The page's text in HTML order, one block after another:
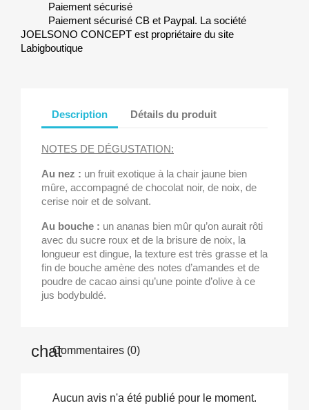
Paiement sécurisé
Paiement sécurisé CB et Paypal. La société
JOELSONO CONCEPT est propriétaire du site
Labigboutique
Description Détails du produit
NOTES DE DÉGUSTATION:
Au nez : un fruit exotique à la chair jaune bien
mûre, accompagné de chocolat noir, de noix, de
cerise noir et de solvant.
Au bouche : un ananas bien mûr qu’on aurait rôti
avec du sucre roux et de la brisure de noix, la
longueur est dingue, la texture est très grasse et la
fin de bouche amène des notes d’amandes et de
poudre de cacao ainsi qu’une pointe d’olive à ce
jus bodybuldé.
Commentaires (0)
Aucun avis n'a été publié pour le moment.